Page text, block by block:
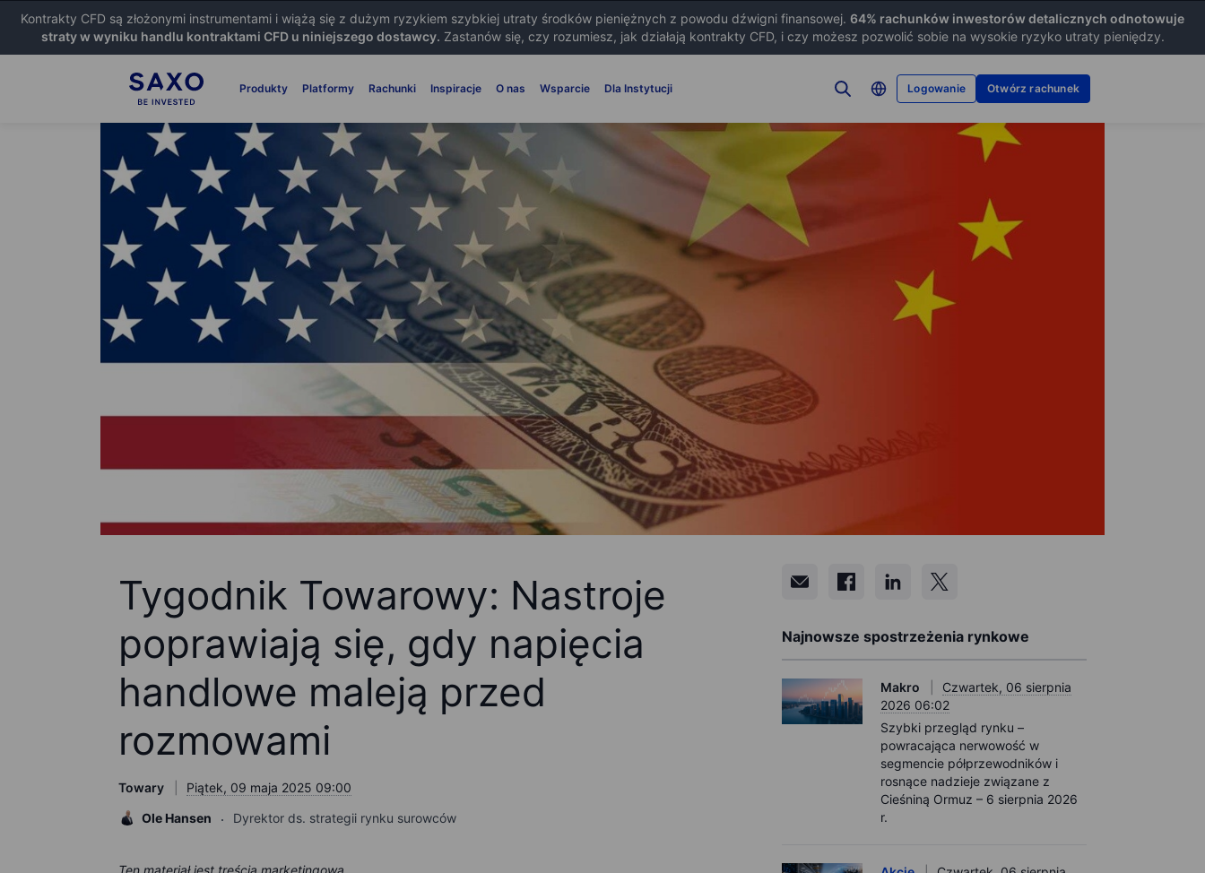
Kontrakty CFD są złożonymi instrumentami i wiążą się z dużym ryzykiem szybkiej utraty środków pieniężnych z powodu dźwigni finansowej. 64% rachunków inwestorów detalicznych odnotowuje
straty w wyniku handlu kontraktami CFD u niniejszego dostawcy. Zastanów się, czy rozumiesz, jak działają kontrakty CFD, i czy możesz pozwolić sobie na wysokie ryzyko utraty pieniędzy.
Produkty Platformy Rachunki Inspiracje O nas Wsparcie Dla Instytucji Logowanie Otwórz rachunek
Tygodnik Towarowy: Nastroje
poprawiają się, gdy napięcia
handlowe maleją przed
rozmowami
Towary
Piątek, 09 maja 2025 09:00
Ole Hansen
Dyrektor ds. strategii rynku surowców
Ten materiał jest treścią marketingową
Najnowsze spostrzeżenia rynkowe
Makro
Czwartek, 06 sierpnia
2026 06:02
Szybki przegląd rynku –
powracająca nerwowość w
segmencie półprzewodników i
rosnące nadzieje związane z
Cieśniną Ormuz – 6 sierpnia 2026
r.